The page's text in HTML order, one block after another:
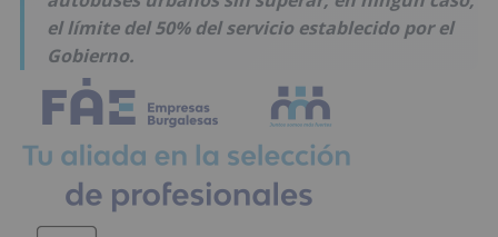
el límite del 50% del servicio establecido por el
Gobierno.